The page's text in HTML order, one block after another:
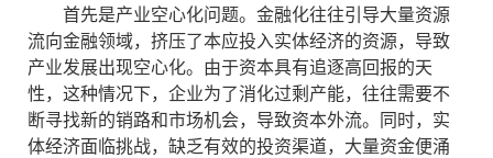
首先是产业空心化问题。金融化往往引导大量资源
流向金融领域，挤压了本应投入实体经济的资源，导致
产业发展出现空心化。由于资本具有追逐高回报的天
性，这种情况下，企业为了消化过剩产能，往往需要不
断寻找新的销路和市场机会，导致资本外流。同时，实
体经济面临挑战，缺乏有效的投资渠道，大量资金便涌